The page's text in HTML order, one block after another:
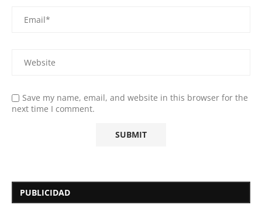
Save my name, email, and website in this browser for the
next time I comment.
PUBLICIDAD